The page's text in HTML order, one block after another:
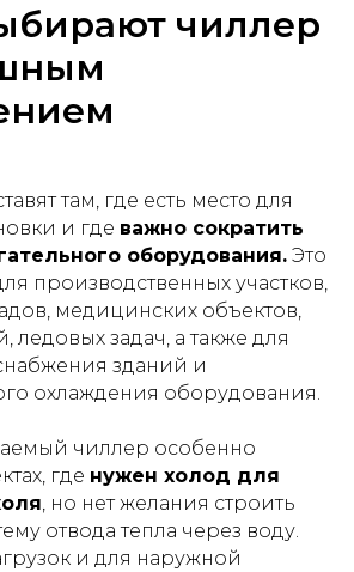
чиллер
там, где есть место для
и где важно сократить
оборудования. Это
производственных участков,
медицинских объектов,
задач, а также для
зданий и
охлаждения оборудования.
чиллер особенно
где нужен холод для
, но нет желания строить
отвода тепла через воду.
и для наружной